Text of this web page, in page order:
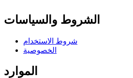
الشروط والسياسات
شروط الاستخدام
الخصوصية
الموارد